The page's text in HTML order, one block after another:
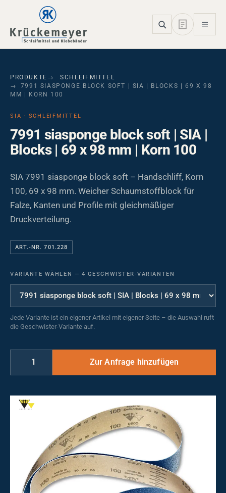
Skip to main navigation
Skip to main content
Skip to page footer
PRODUKTE
SCHLEIFMITTEL
7991 SIASPONGE BLOCK SOFT | SIA | BLOCKS | 69 X 98
MM | KORN 100
SIA · SCHLEIFMITTEL
7991 siasponge block soft | SIA |
Blocks | 69 x 98 mm | Korn 100
SIA 7991 siasponge block soft – Handschliff, Korn
100, 69 x 98 mm. Weicher Schaumstoffblock für
Falze, Kanten und Profile mit gleichmäßiger
Druckverteilung.
ART.-NR. 701.228
VARIANTE WÄHLEN — 4 GESCHWISTER-VARIANTEN
Jede Variante ist ein eigener Artikel mit eigener Seite – die Auswahl ruft
die Geschwister-Variante auf.